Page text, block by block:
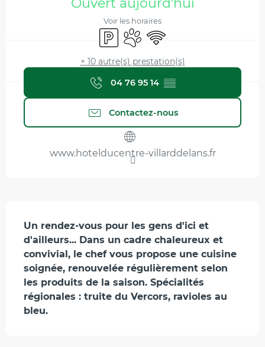
Ouvert aujourd'hui
Voir les horaires
ParkingAnimaux acceptés
WiFi
+ 10 autre(s) prestation(s)
04 76 95 14 ▒▒
Contactez-nous
www.hotelducentre-villarddelans.fr
Description
Un rendez-vous pour les gens d'ici et
d'ailleurs... Dans un cadre chaleureux et
convivial, le chef vous propose une cuisine
soignée, renouvelée régulièrement selon
les produits de la saison. Spécialités
régionales : truite du Vercors, ravioles au
bleu.